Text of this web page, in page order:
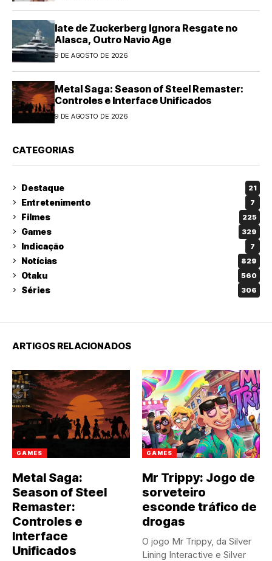
Iate de Zuckerberg Ignora Resgate no
Alasca, Outro Navio Age
9 DE AGOSTO DE 2026
Metal Saga: Season of Steel Remaster:
Controles e Interface Unificados
9 DE AGOSTO DE 2026
CATEGORIAS
Destaque 21
Entretenimento 7
Filmes 225
Games 329
Indicação 7
Notícias 829
Otaku 560
Séries 306
ARTIGOS RELACIONADOS
GAMES
Metal Saga:
Season of Steel
Remaster:
Controles e
Interface
Unificados
GAMES
Mr Trippy: Jogo de
sorveteiro
esconde tráfico de
drogas
O jogo Mr Trippy, da Silver
Lining Interactive e Silver